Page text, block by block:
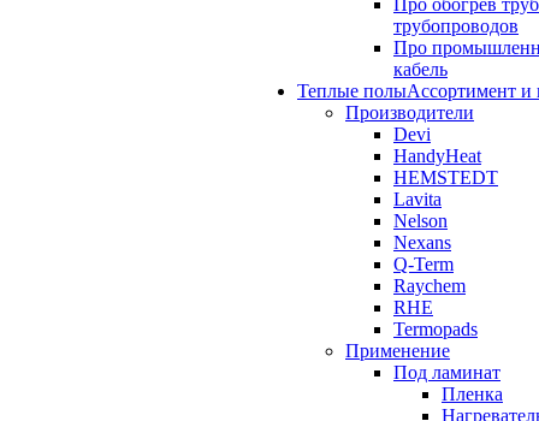
Про обогрев
трубопроводов
Про
кабель
Теплые полыАссортимент и
Производители
Devi
HandyHeat
HEMSTEDT
Lavita
Nelson
Nexans
Q-Term
Raychem
RHE
Termopads
Применение
Под ламинат
Пленка